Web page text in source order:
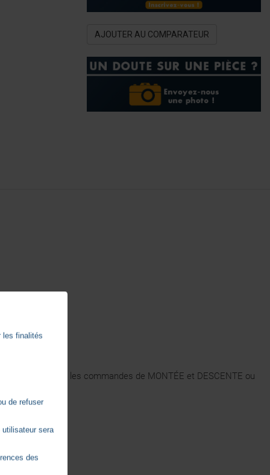
AJOUTER AU COMPARATEUR
séparées pour les commandes de MONTÉE et DESCENTE ou
les finalités
de refuser
sera
des